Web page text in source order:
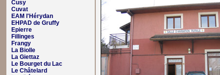
Cusy
Cuvat
EAM l'Hérydan
EHPAD de Gruffy
Epierre
Fillinges
Frangy
La Biolle
La Giettaz
Le Bourget du Lac
Le Châtelard